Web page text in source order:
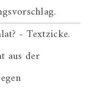
- Textzicke.
aus der